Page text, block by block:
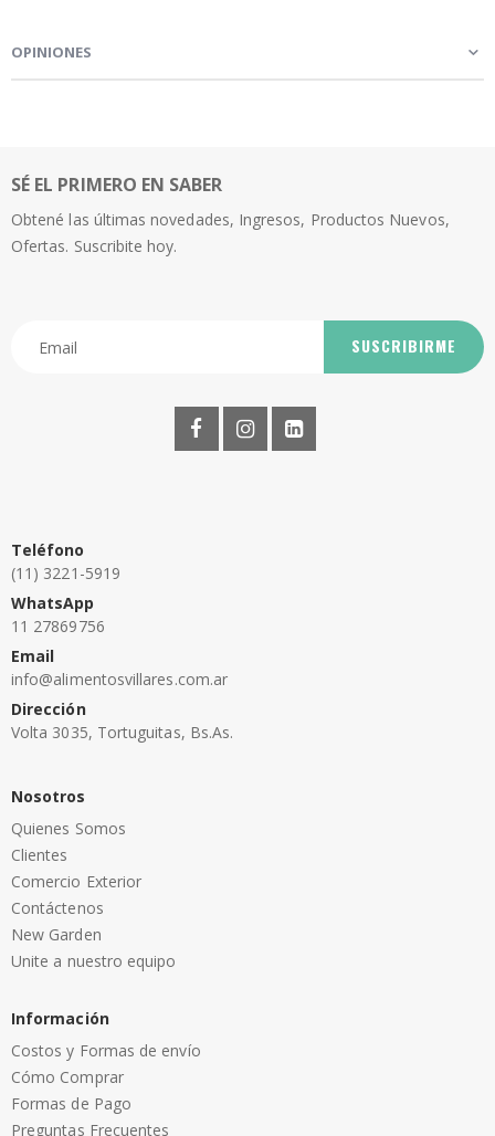
OPINIONES
SÉ EL PRIMERO EN SABER
Obtené las últimas novedades, Ingresos, Productos Nuevos,
Ofertas. Suscribite hoy.
SUSCRIBIRME
Teléfono
(11) 3221-5919
WhatsApp
11 27869756
Email
info@alimentosvillares.com.ar
Dirección
Volta 3035, Tortuguitas, Bs.As.
Nosotros
Quienes Somos
Clientes
Comercio Exterior
Contáctenos
New Garden
Unite a nuestro equipo
Información
Costos y Formas de envío
Cómo Comprar
Formas de Pago
Preguntas Frecuentes